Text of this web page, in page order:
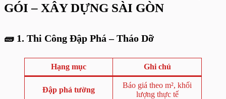
GÓI – XÂY DỰNG SÀI GÒN
🧱 1. Thi Công Đập Phá – Tháo Dỡ
Hạng mục Ghi chú
Đập phá tường
Báo giá theo m², khối
lượng thực tế